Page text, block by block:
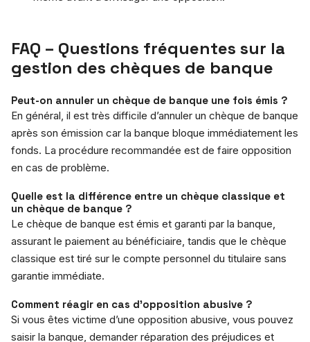
FAQ – Questions fréquentes sur la
gestion des chèques de banque
Peut-on annuler un chèque de banque une fois émis ?
En général, il est très difficile d’annuler un chèque de banque
après son émission car la banque bloque immédiatement les
fonds. La procédure recommandée est de faire opposition
en cas de problème.
Quelle est la différence entre un chèque classique et
un chèque de banque ?
Le chèque de banque est émis et garanti par la banque,
assurant le paiement au bénéficiaire, tandis que le chèque
classique est tiré sur le compte personnel du titulaire sans
garantie immédiate.
Comment réagir en cas d’opposition abusive ?
Si vous êtes victime d’une opposition abusive, vous pouvez
saisir la banque, demander réparation des préjudices et